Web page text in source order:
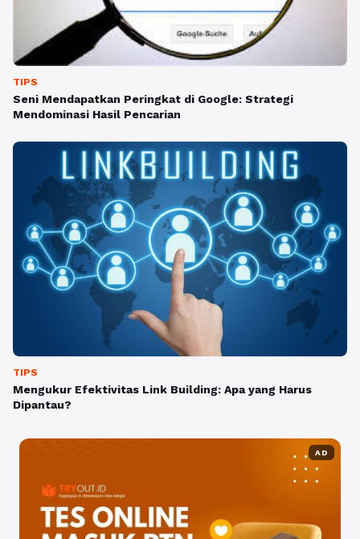
TIPS
Seni Mendapatkan Peringkat di Google: Strategi
Mendominasi Hasil Pencarian
TIPS
Mengukur Efektivitas Link Building: Apa yang Harus
Dipantau?
AD